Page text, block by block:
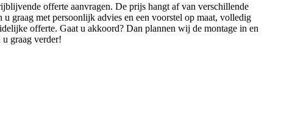
offerte aanvragen. De prijs hangt af van verschillende
graag met persoonlijk advies en een voorstel op maat, volledig
offerte. Gaat u akkoord? Dan plannen wij de montage in en
graag verder!